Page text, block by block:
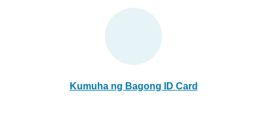
Kumuha ng Bagong ID Card